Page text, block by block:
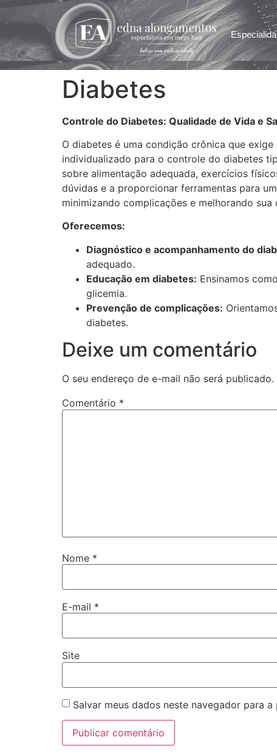
Diabetes
Controle do Diabetes: Qualidade de Vida e
O diabetes é uma condição crônica que
individualizado para o controle do diabetes
sobre alimentação adequada, exercícios
dúvidas e a proporcionar ferramentas para
minimizando complicações e melhorando sua
Oferecemos:
Diagnóstico e acompanhamento do
adequado.
Educação em diabetes: Ensinamos
glicemia.
Prevenção de complicações:
diabetes.
Deixe um comentário
O seu endereço de e-mail não será publicado.
Comentário *
Nome *
E-mail *
Site
Salvar meus dados neste navegador para